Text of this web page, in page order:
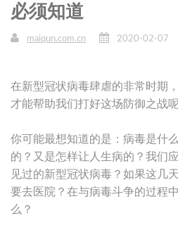
必须知道
maiqun.com.cn 2020-02-07
在新型冠状病毒肆虐的非常时期
才能帮助我们打好这场防御之战
你可能最想知道的是：病毒是什
的？又是怎样让人生病的？我们
见过的新型冠状病毒？如果这几
要去医院？在与病毒斗争的过程
么？